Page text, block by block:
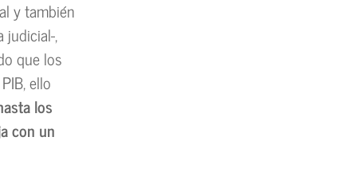
y también
judicial-,
que los
ello
los
con un